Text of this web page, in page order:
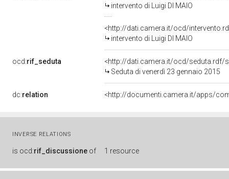
intervento di Luigi DI MAIO
<http://dati.camera.it/ocd/
intervento di Luigi DI MAIO
ocd:rif_seduta
<http://dati.camera.it/ocd/seduta.rdf/
Seduta di venerdì 23 gennaio 2015
dc:relation
INVERSE RELATIONS
is ocd:rif_discussione of 1 resource